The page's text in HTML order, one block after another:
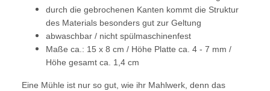
durch die gebrochenen Kanten kommt die Struktur
des Materials besonders gut zur Geltung
abwaschbar / nicht spülmaschinenfest
Maße ca.: 15 x 8 cm / Höhe Platte ca. 4 - 7 mm /
Höhe gesamt ca. 1,4 cm
Eine Mühle ist nur so gut, wie ihr Mahlwerk, denn das